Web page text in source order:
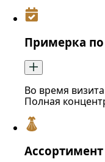
Примерка по
Во время
Полная